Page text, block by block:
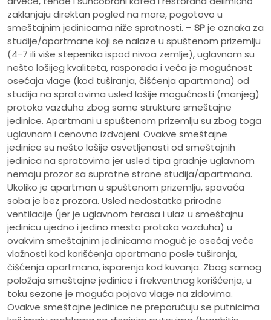
zaklanjaju direktan pogled na more, pogotovo u
smeštajnim jedinicama niže spratnosti. – SPje oznaka za
studije/apartmane koji se nalaze u spuštenom prizemlju
(4-7 ili više stepenika ispod nivoa zemlje), uglavnom su
nešto lošijeg kvaliteta, rasporeda i veća je mogućnost
osećaja vlage (kod tuširanja, čišćenja apartmana) od
studija na spratovima usled lošije mogućnosti (manjeg)
protoka vazduha zbog same strukture smeštajne
jedinice. Apartmani u spuštenom prizemlju su zbog toga
uglavnom i cenovno izdvojeni. Ovakve smeštajne
jedinice su nešto lošije osvetljenosti od smeštajnih
jedinica na spratovima jer usled tipa gradnje uglavnom
nemaju prozor sa suprotne strane studija/apartmana.
Ukoliko je apartman u spuštenom prizemlju, spavaća
soba je bez prozora. Usled nedostatka prirodne
ventilacije (jer je uglavnom terasa i ulaz u smeštajnu
jedinicu ujedno i jedino mesto protoka vazduha) u
ovakvim smeštajnim jedinicama moguć je osećaj veće
vlažnosti kod korišćenja apartmana posle tuširanja,
čišćenja apartmana, isparenja kod kuvanja. Zbog samog
položaja smeštajne jedinice i frekventnog korišćenja, u
toku sezone je moguća pojava vlage na zidovima.
Ovakve smeštajne jedinice ne preporučuju se putnicima